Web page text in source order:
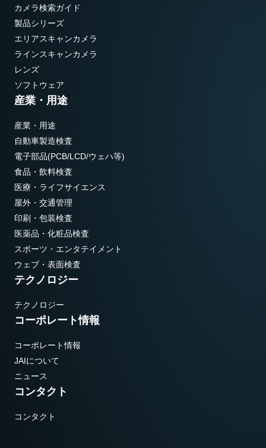
カメラ検索ガイド
製品シリーズ
エリアスキャンカメラ
ラインスキャンカメラ
レンズ
ソフトウェア
産業・用途
産業・用途
自動車製造検査
電子部品(PCB/LCD/ウェハ等)
食品・飲料検査
医療・ライフサイエンス
屋外・交通管理
印刷・包装検査
医薬品・化粧品検査
スポーツ・エンタテイメント
ウェブ・表面検査
テクノロジー
テクノロジー
コーポレート情報
コーポレート情報
JAIについて
ニュース
コンタクト
コンタクト